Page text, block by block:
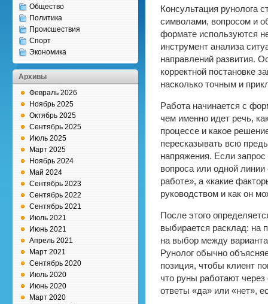
Общество
Политика
Происшествия
Спорт
Экономика
Архивы
Февраль 2026
Ноябрь 2025
Октябрь 2025
Сентябрь 2025
Июль 2025
Март 2025
Ноябрь 2024
Май 2024
Сентябрь 2023
Сентябрь 2022
Сентябрь 2021
Июль 2021
Июнь 2021
Апрель 2021
Март 2021
Сентябрь 2020
Июль 2020
Июнь 2020
Март 2020
Консультация рунолога
символами, вопросом и
формате используются
инструмент анализа
направлений развития.
корректной постановке
насколько точным и
Работа начинается с
чем именно идет речь,
процессе и какое
пересказывать всю
напряжения. Если
вопроса или одной
работе», а «какие
руководством и как он
После этого
выбирается расклад: на
на выбор между
Рунолог обычно
позиция, чтобы клиент
что руны работают
ответы «да» или «нет»,